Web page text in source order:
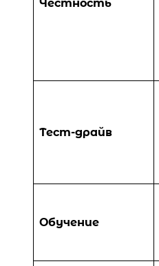
Честность
Тест-драйв
Обучение